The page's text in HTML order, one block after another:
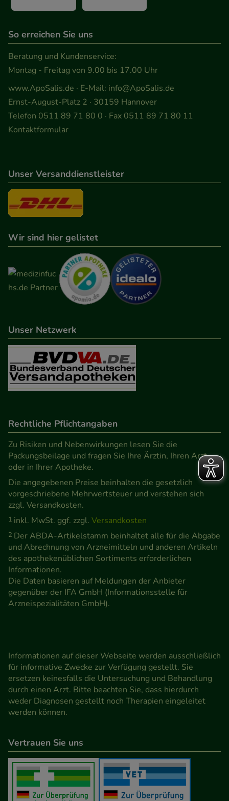
So erreichen Sie uns
Beratung und Kundenservice:
Montag - Freitag von 9.00 bis 17.00 Uhr
www.ApoSalis.de · E-Mail: info@ApoSalis.de
Ernst-August-Platz 2 · 30159 Hannover
Telefon 0511 89 71 80 0 · Fax 0511 89 71 80 11
Kontaktformular
Unser Versanddienstleister
Wir sind hier gelistet
Unser Netzwerk
Rechtliche Pflichtangaben
Zu Risiken und Nebenwirkungen lesen Sie die
Packungsbeilage und fragen Sie Ihre Ärztin, Ihren Arzt
oder in Ihrer Apotheke.
Die angegebenen Preise beinhalten die gesetzlich
vorgeschriebene Mehrwertsteuer und verstehen sich
zzgl. Versandkosten.
1 inkl. MwSt. ggf. zzgl. Versandkosten
2 Der ABDA-Artikelstamm beinhaltet alle für die Abgabe
und Abrechnung von Arzneimitteln und anderen Artikeln
des apothekenüblichen Sortiments erforderlichen
Informationen.
Die Daten basieren auf Meldungen der Anbieter
gegenüber der IFA GmbH (Informationsstelle für
Arzneispezialitäten GmbH).
Informationen auf dieser Webseite werden ausschließlich
für informative Zwecke zur Verfügung gestellt. Sie
ersetzen keinesfalls die Untersuchung und Behandlung
durch einen Arzt. Bitte beachten Sie, dass hierdurch
weder Diagnosen gestellt noch Therapien eingeleitet
werden können.
Vertrauen Sie uns